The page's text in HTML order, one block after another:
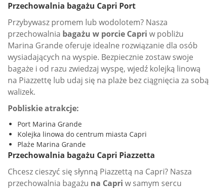
Przechowalnia bagażu Capri Port
Przybywasz promem lub wodolotem? Nasza
przechowalnia bagażu w porcie Capri w pobliżu
Marina Grande oferuje idealne rozwiązanie dla osób
wysiadających na wyspie. Bezpiecznie zostaw swoje
bagaże i od razu zwiedzaj wyspę, wjedź kolejką linową
na Piazzettę lub udaj się na plaże bez ciągnięcia za sobą
walizek.
Pobliskie atrakcje:
Port Marina Grande
Kolejka linowa do centrum miasta Capri
Plaże Marina Grande
Przechowalnia bagażu Capri Piazzetta
Chcesz cieszyć się słynną Piazzettą na Capri? Nasza
przechowalnia bagażu na Capri w samym sercu